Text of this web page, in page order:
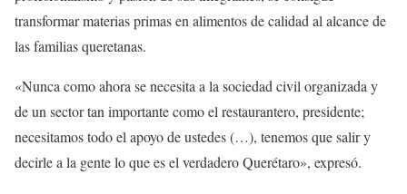
transformar materias primas en alimentos de calidad al alcance de
las familias queretanas.
«Nunca como ahora se necesita a la sociedad civil organizada y
de un sector tan importante como el restaurantero, presidente;
necesitamos todo el apoyo de ustedes (…), tenemos que salir y
decirle a la gente lo que es el verdadero Querétaro», expresó.